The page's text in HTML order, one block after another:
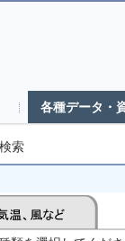
各種データ・
索